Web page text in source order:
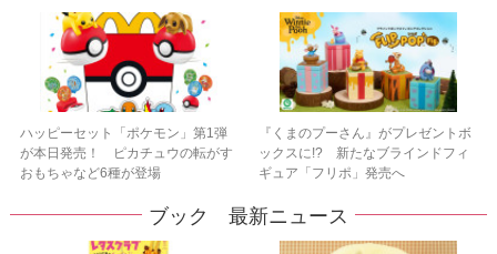
ハッピーセット「ポケモン」第1弾
が本日発売！ ピカチュウの転がす
おもちゃなど6種が登場
『くまのプーさん』がプレゼントボ
ックスに!? 新たなブラインドフィ
ギュア「フリポ」発売へ
ブック 最新ニュース